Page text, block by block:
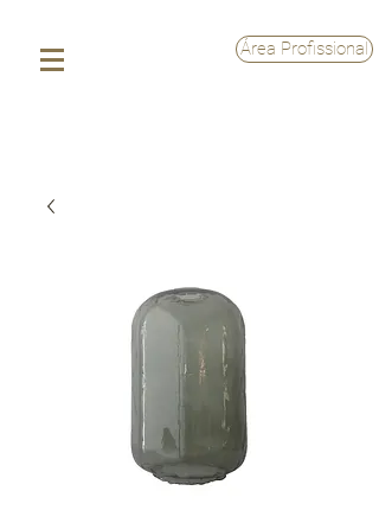
Área Profissional